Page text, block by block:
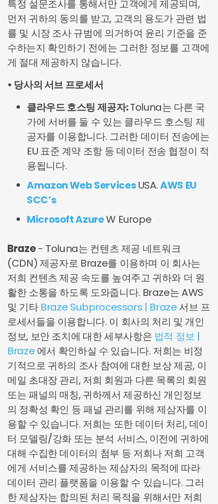
특정 설문조사를 통해서만 고객에게 제공되며,
먼저 귀하의 동의를 받고, 고객의 용도가 관련 법
률 및 시장 조사 규범에 의거하여 윤리 기준을 준
수하는지 확인하기 전에는 그러한 정보를 고객에
게 절대 제공하지 않습니다.
• 당사의 서브 프로세서
클라우드 호스팅 제공자:Toluna는 다른 국
가에 서버를 둘 수 있는 클라우드 호스팅 제
공자를 이용합니다. 그러한 데이터 전송에는
EU 표준 계약 조항 등 데이터 전송 협정이 적
용됩니다.
Amazon Web ServicesUSA.AWS EU
SCC’s
Microsoft AzureW Europe
Braze- Toluna는 컨텐츠 제공 네트워크
(CDN) 제공자로 Braze를 이용하며 이 회사는
저희 컨텐츠 제공 속도를 높여주고 귀하와 더 원
활한 소통을 하도록 도와줍니다. Braze는 AWS
및 기타 Braze Subprocessors | Braze 서브 프
로세서들을 이용합니다. 이 회사의 처리 및 개인
정보, 보안 조치에 대한 세부사항은 법적 정보 |
Braze 에서 확인하실 수 있습니다. 저희는 비정
기적으로 귀하의 조사 참여에 대한 보상 제공, 이
메일 초대장 관리, 저희 회원과 다른 목록의 회원
또는 패널의 매칭, 귀하께서 제공하신 개인정보
의 정확성 확인 등 패널 관리를 위해 제삼자를 이
용할 수 있습니다. 저희는 또한 데이터 처리, 데이
터 모델링/강화 또는 분석 서비스, 이전에 귀하에
대해 수집한 데이터의 첨부 등 저희나 저희 고객
에게 서비스를 제공하는 제삼자의 목적에 따라
데이터 관리 플랫폼을 이용할 수 있습니다. 그러
한 제삼자는 합의된 처리 목적을 위해서만 저희